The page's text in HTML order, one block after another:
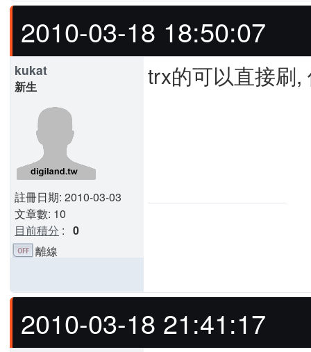
2010-03-18 18:50:07
kukat
新生
註冊日期: 2010-03-03
文章數: 10
目前積分 : 0
trx的可以直接刷,
離線
2010-03-18 21:41:17